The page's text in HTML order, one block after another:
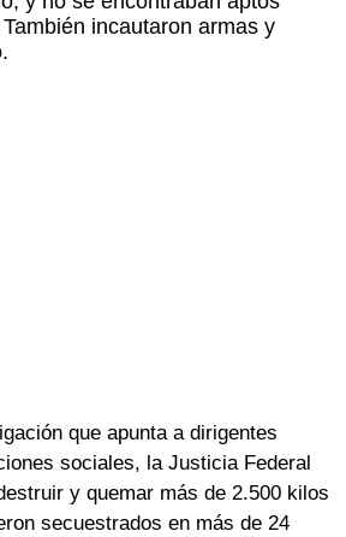
incautaron armas y
que apunta a dirigentes
sociales, la Justicia Federal
y quemar más de 2.500 kilos
secuestrados en más de 24